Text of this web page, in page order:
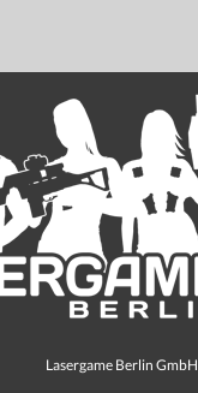
Lasergame Berlin GmbH